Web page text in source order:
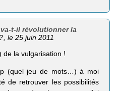
t-il révolutionner la
, le 25 juin 2011
de la vulgarisation !
(quel jeu de mots…) à moi
de retrouver les possibilités